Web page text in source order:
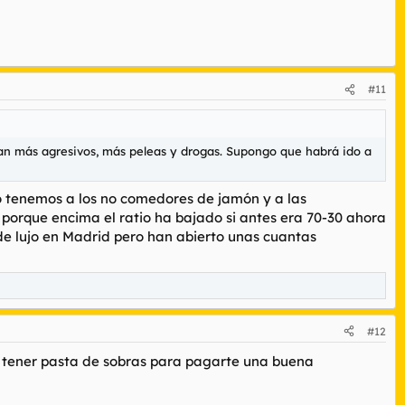
#11
agresivos, más peleas y drogas. Supongo que habrá ido a
a los no comedores de jamón y a las
encima el ratio ha bajado si antes era 70-30 ahora
lujo en Madrid pero han abierto unas cuantas
#12
pasta de sobras para pagarte una buena